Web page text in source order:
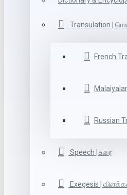
Transulation |
French
Russian
Speech | உரை
Exegesis |